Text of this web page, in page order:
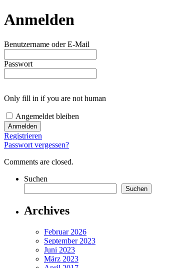
Anmelden
Benutzername oder E-Mail
Passwort
Only fill in if you are not human
Angemeldet bleiben
Registrieren
Passwort vergessen?
Comments are closed.
Suchen
Suchen
Archives
Februar 2026
September 2023
Juni 2023
März 2023